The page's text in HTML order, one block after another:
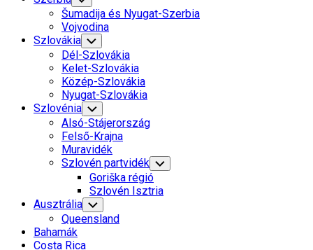
Child
Menu
Šumadija és Nyugat-Szerbia
Vojvodina
Szlovákia Toggle
Child
Menu
Dél-Szlovákia
Kelet-Szlovákia
Közép-Szlovákia
Nyugat-Szlovákia
Szlovénia Toggle
Child
Menu
Alsó-Stájerország
Felső-Krajna
Muravidék
Szlovén partvidék Toggle
Child
Menu
Goriška régió
Szlovén Isztria
Ausztrália Toggle
Child
Menu
Queensland
Bahamák
Costa Rica